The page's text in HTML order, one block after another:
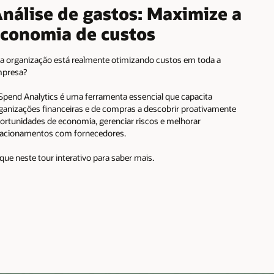
de gastos: Maximize a
de custos
organização está realmente otimizando custos em toda a
Analytics é uma ferramenta essencial que capacita
financeiras e de compras a descobrir proativamente
de economia, gerenciar riscos e melhorar
com fornecedores.
neste tour interativo para saber mais.